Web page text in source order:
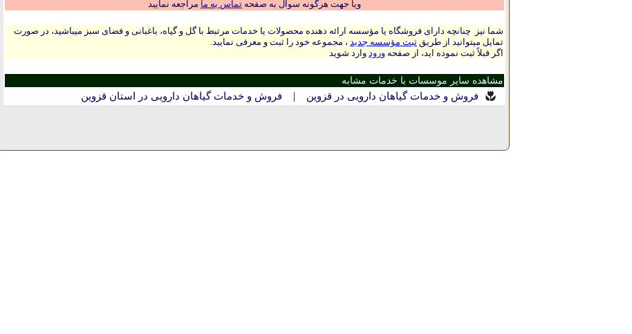
ویا جهت هرگونه سوال به صفحه تماس به ما مراجعه نمایید
شما نیز چنانچه دارای فروشگاه یا مؤسسه ارائه دهنده محصولات یا خدمات مرتبط با گل و گیاه، باغبانی و فضای سبز میباشید، در صورت
تمایل میتوانید از طریق ثبت مؤسسه جدید ، مجموعه خود را ثبت و معرفی نمایید.
اگر قبلاً ثبت نموده اید، از صفحه ورود وارد شوید
مشاهده سایر موسسات با خدمات مشابه
فروش و خدمات گیاهان دارویی در قزوين | فروش و خدمات گیاهان دارویی در استان قزوين